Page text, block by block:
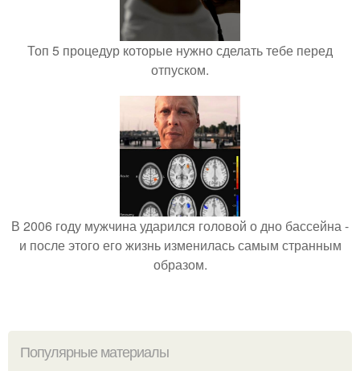
Топ 5 процедур которые нужно сделать тебе перед
отпуском.
В 2006 году мужчина ударился головой о дно бассейна -
и после этого его жизнь изменилась самым странным
образом.
Популярные материалы